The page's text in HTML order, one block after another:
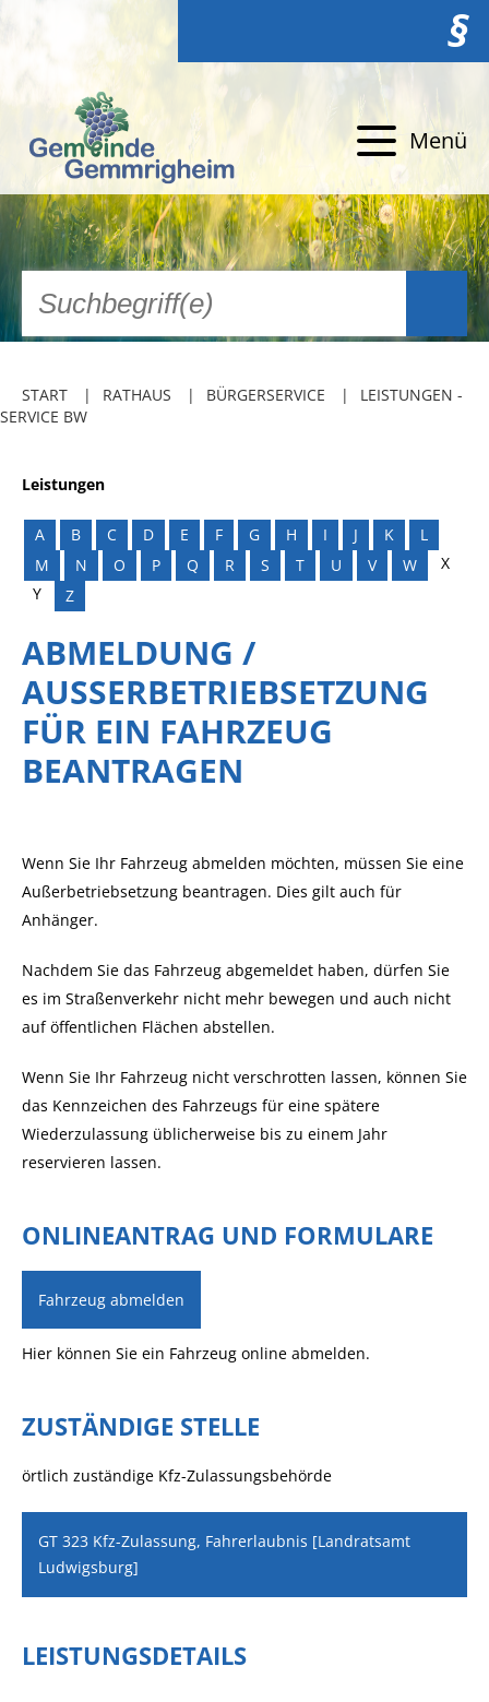
§
Menü
START RATHAUS BÜRGERSERVICE
LEISTUNGEN -
SERVICE BW
Leistungen
A B C D E F G H I J K
L
M
N O P Q R S T U V W
X
Y
Z
ABMELDUNG /
AUSSERBETRIEBSETZUNG F
ÜR EIN FAHRZEUG B
EANTRAGEN
Wenn Sie Ihr Fahrzeug abmelden möchten, müssen Sie eine
Außerbetriebsetzung beantragen. Dies gilt auch für
Anhänger.
Nachdem Sie das Fahrzeug abgemeldet haben, dürfen Sie
es im Straßenverkehr nicht mehr bewegen und auch nicht
auf öffentlichen Flächen abstellen.
Wenn Sie Ihr Fahrzeug nicht verschrotten lassen, können Sie
das Kennzeichen des Fahrzeugs für eine spätere
Wiederzulassung üblicherweise bis zu einem Jahr
reservieren lassen.
ONLINEANTRAG UND FORMULARE
Fahrzeug abmelden
Hier können Sie ein Fahrzeug online abmelden.
ZUSTÄNDIGE STELLE
örtlich zuständige Kfz-Zulassungsbehörde
GT 323 Kfz-Zulassung, Fahrerlaubnis [Landratsamt
Ludwigsburg]
LEISTUNGSDETAILS